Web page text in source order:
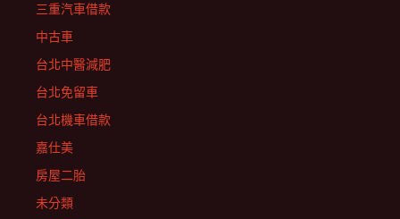
三重汽車借款
中古車
台北中醫減肥
台北免留車
台北機車借款
嘉仕美
房屋二胎
未分類